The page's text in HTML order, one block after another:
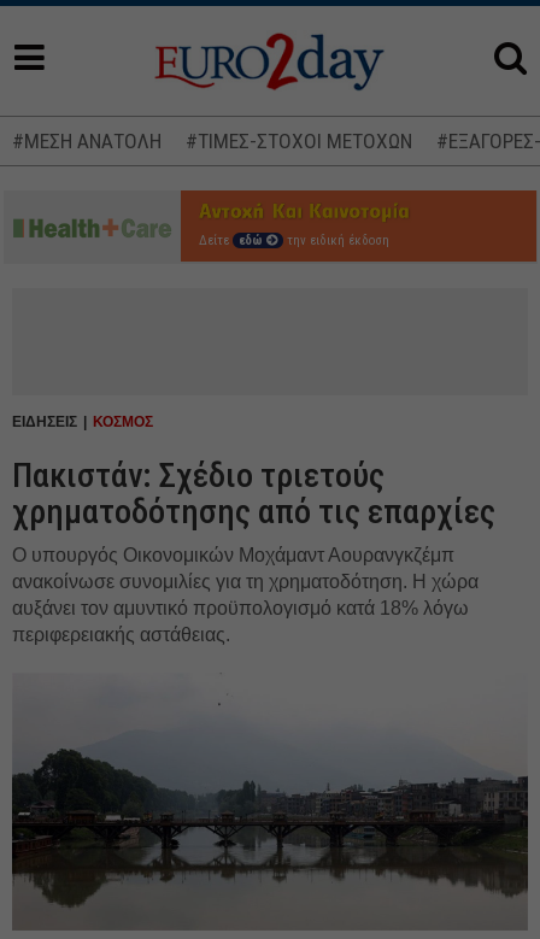
#ΜΕΣΗ ΑΝΑΤΟΛΗ #ΤΙΜΕΣ-ΣΤΟΧΟΙ ΜΕΤΟΧΩΝ
Δείτε εδώ την ειδική έκδοση
ΕΙΔΗΣΕΙΣ ΚΟΣΜΟΣ
Πακιστάν: Σχέδιο τριετούς
χρηματοδότησης από τις επαρχίες
Ο υπουργός Οικονομικών Μοχάμαντ Αουρανγκζέμπ
ανακοίνωσε συνομιλίες για τη χρηματοδότηση. Η χώρα
αυξάνει τον αμυντικό προϋπολογισμό κατά 18% λόγω
περιφερειακής αστάθειας.